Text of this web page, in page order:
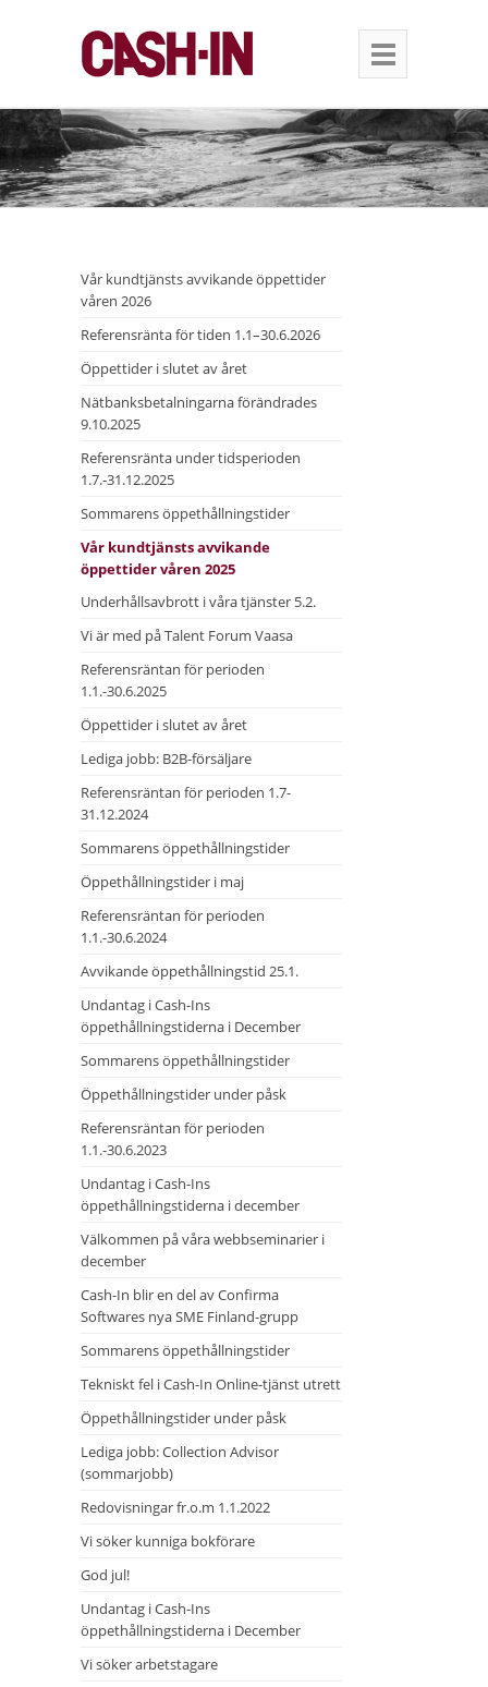
Vår kundtjänsts avvikande öppettider
våren 2026
Referensränta för tiden 1.1–30.6.2026
Öppettider i slutet av året
Nätbanksbetalningarna förändrades
9.10.2025
Referensränta under tidsperioden
1.7.-31.12.2025
Sommarens öppethållningstider
Vår kundtjänsts avvikande
öppettider våren 2025
Underhållsavbrott i våra tjänster 5.2.
Vi är med på Talent Forum Vaasa
Referensräntan för perioden
1.1.-30.6.2025
Öppettider i slutet av året
Lediga jobb: B2B-försäljare
Referensräntan för perioden 1.7-
31.12.2024
Sommarens öppethållningstider
Öppethållningstider i maj
Referensräntan för perioden
1.1.-30.6.2024
Avvikande öppethållningstid 25.1.
Undantag i Cash-Ins
öppethållningstiderna i December
Sommarens öppethållningstider
Öppethållningstider under påsk
Referensräntan för perioden
1.1.-30.6.2023
Undantag i Cash-Ins
öppethållningstiderna i december
Välkommen på våra webbseminarier i
december
Cash-In blir en del av Confirma
Softwares nya SME Finland-grupp
Sommarens öppethållningstider
Tekniskt fel i Cash-In Online-tjänst utrett
Öppethållningstider under påsk
Lediga jobb: Collection Advisor
(sommarjobb)
Redovisningar fr.o.m 1.1.2022
Vi söker kunniga bokförare
God jul!
Undantag i Cash-Ins
öppethållningstiderna i December
Vi söker arbetstagare